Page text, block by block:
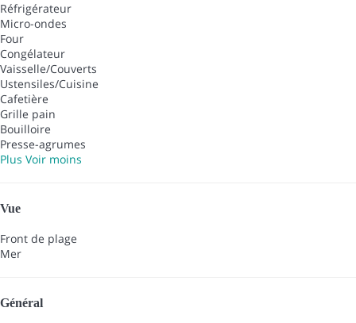
Réfrigérateur
Micro-ondes
Four
Congélateur
Vaisselle/Couverts
Ustensiles/Cuisine
Cafetière
Grille pain
Bouilloire
Presse-agrumes
Plus Voir moins
Vue
Front de plage
Mer
Général